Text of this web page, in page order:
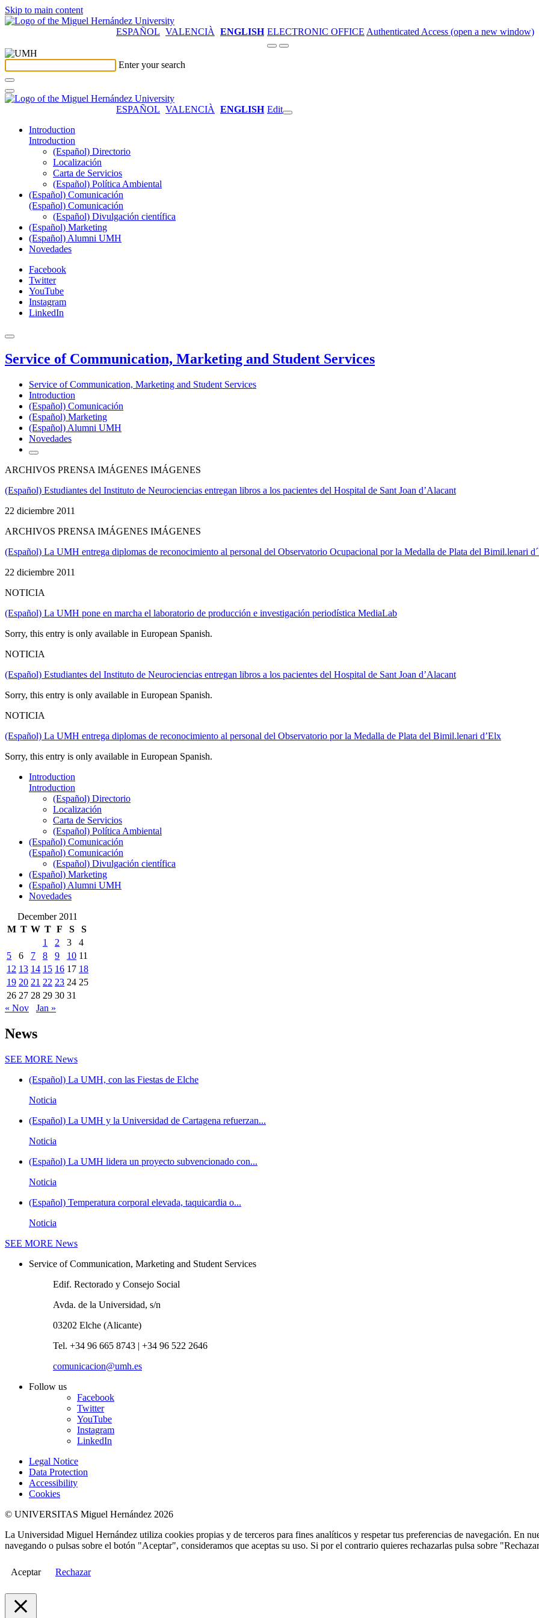
Skip to main content
ESPAÑOL VALENCIÀ ENGLISH ELECTRONIC OFFICE Authenticated Access (open a new window)
Enter your search
ESPAÑOL VALENCIÀ ENGLISH Edit
Introduction
Introduction
(Español) Directorio
Localización
Carta de Servicios
(Español) Política Ambiental
(Español) Comunicación
(Español) Comunicación
(Español) Divulgación científica
(Español) Marketing
(Español) Alumni UMH
Novedades
Facebook
Twitter
YouTube
Instagram
LinkedIn
Service of Communication, Marketing and Student Services
Service of Communication, Marketing and Student Services
Introduction
(Español) Comunicación
(Español) Marketing
(Español) Alumni UMH
Novedades
ARCHIVOS PRENSA IMÁGENES IMÁGENES
(Español) Estudiantes del Instituto de Neurociencias entregan libros a los pacientes del Hospital de Sant Joan d’Alacant
22 diciembre 2011
ARCHIVOS PRENSA IMÁGENES IMÁGENES
(Español) La UMH entrega diplomas de reconocimiento al personal del Observatorio Ocupacional por la Medalla de Plata del Bimil.lenari
22 diciembre 2011
NOTICIA
(Español) La UMH pone en marcha el laboratorio de producción e investigación periodística MediaLab
Sorry, this entry is only available in European Spanish.
NOTICIA
(Español) Estudiantes del Instituto de Neurociencias entregan libros a los pacientes del Hospital de Sant Joan d’Alacant
Sorry, this entry is only available in European Spanish.
NOTICIA
(Español) La UMH entrega diplomas de reconocimiento al personal del Observatorio por la Medalla de Plata del Bimil.lenari d’Elx
Sorry, this entry is only available in European Spanish.
Introduction
Introduction
(Español) Directorio
Localización
Carta de Servicios
(Español) Política Ambiental
(Español) Comunicación
(Español) Comunicación
(Español) Divulgación científica
(Español) Marketing
(Español) Alumni UMH
Novedades
December 2011
M T W T F S
S
1
2 3
4
5
6 7 8 9 10 11
12 13 14 15 16 17 18
19 20 21 22 23 24 25
26 27 28 29 30 31
« Nov
Jan »
News
SEE MORE News
(Español) La UMH, con las Fiestas de Elche
Noticia
(Español) La UMH y la Universidad de Cartagena refuerzan...
Noticia
(Español) La UMH lidera un proyecto subvencionado con...
Noticia
(Español) Temperatura corporal elevada, taquicardia o...
Noticia
SEE MORE News
Service of Communication, Marketing and Student Services
Edif. Rectorado y Consejo Social
Avda. de la Universidad, s/n
03202 Elche (Alicante)
Tel. +34 96 665 8743 | +34 96 522 2646
comunicacion@umh.es
Follow us
Facebook
Twitter
YouTube
Instagram
LinkedIn
Legal Notice
Data Protection
Accessibility
Cookies
© UNIVERSITAS Miguel Hernández 2026
La Universidad Miguel Hernández utiliza cookies propias y de terceros para fines analíticos y respetar tus preferencias de navegación. En
navegando o pulsas sobre el botón "Aceptar", consideramos que aceptas su uso. Si por el contrario quieres rechazarlas pulsa sobre
Aceptar Rechazar